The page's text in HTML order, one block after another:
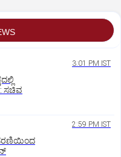
3:01 PM IST
ಸಚಿವ
2:59 PM IST
ಸರಣಿಯಿಂದ